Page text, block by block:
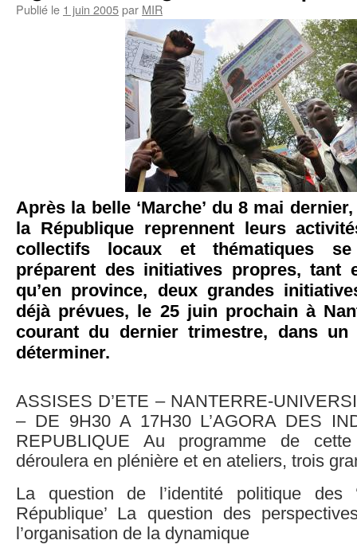
Publié le 1 juin 2005par MIR
Après la belle ‘Marche’ du 8 mai
la République reprennent leurs
collectifs locaux et thématiques
préparent des initiatives propres, tant
qu’en province, deux grandes
déjà prévues, le 25 juin prochain à
courant du dernier trimestre, dans
déterminer.
ASSISES D’ETE – NANTERRE-
– DE 9H30 A 17H30 L’AGORA DES
REPUBLIQUE Au programme de
déroulera en plénière et en ateliers, trois
La question de l’identité politique des
République’ La question des
l’organisation de la dynamique